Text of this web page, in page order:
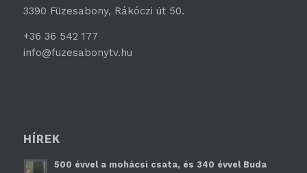
3390 Füzesabony, Rákóczi út 50.
+36 36 542 177
info@fuzesabonytv.hu
HÍREK
500 évvel a mohácsi csata, és 340 évvel Buda